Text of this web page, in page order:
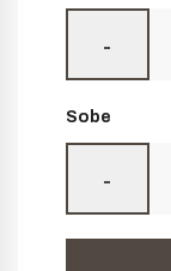
-
Sobe
-